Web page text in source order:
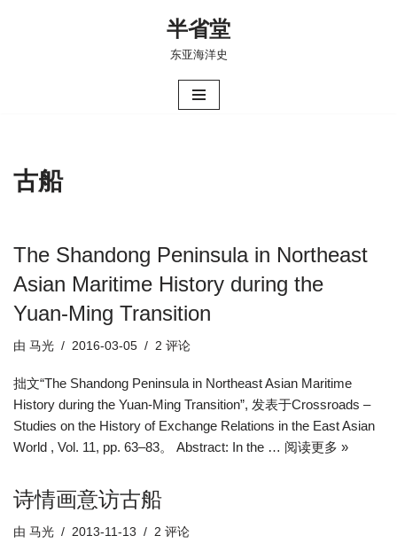
半省堂
东亚海洋史
古船
The Shandong Peninsula in Northeast
Asian Maritime History during the
Yuan-Ming Transition
由 马光 2016-03-05 2 评论
拙文“The Shandong Peninsula in Northeast Asian Maritime
History during the Yuan-Ming Transition”, 发表于Crossroads –
Studies on the History of Exchange Relations in the East Asian
World , Vol. 11, pp. 63–83。 Abstract: In the … 阅读更多 »
诗情画意访古船
由 马光 2013-11-13 2 评论